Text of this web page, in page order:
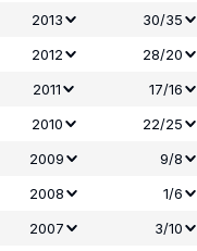
2013
30/35
2012
28/20
2011
17/16
2010
22/25
2009
9/8
2008
1/6
2007 3/10